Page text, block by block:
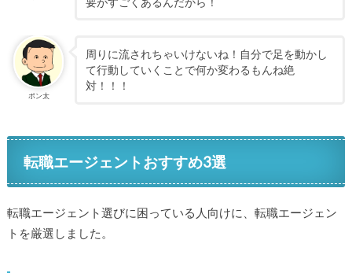
ポン太
周りに流されちゃいけないね！自分で足を動かし
て行動していくことで何か変わるもんね絶
対！！！
転職エージェントおすすめ3選
転職エージェント選びに困っている人向けに、転職エージェン
トを厳選しました。